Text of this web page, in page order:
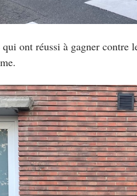
ont réussi à gagner contre